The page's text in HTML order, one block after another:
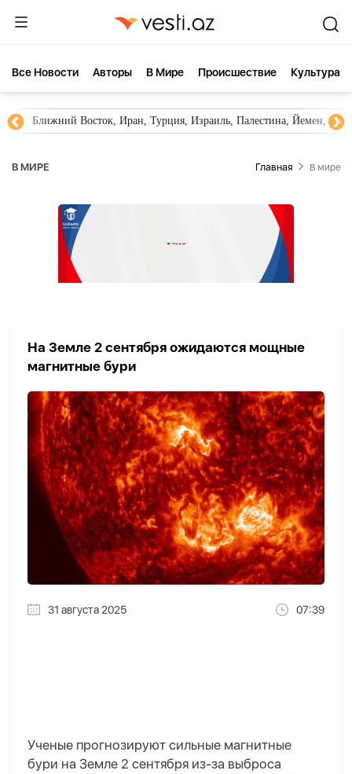
Все Новости Aвторы В Мире Происшествие Культура
Ближний Восток, Иран, Турция, Израиль, Палестина, Йемен,
В МИРЕ Главная В мире
На Земле 2 сентября ожидаются мощные
магнитные бури
31 августа 2025 07:39
Ученые прогнозируют сильные магнитные
бури на Земле 2 сентября из-за выброса